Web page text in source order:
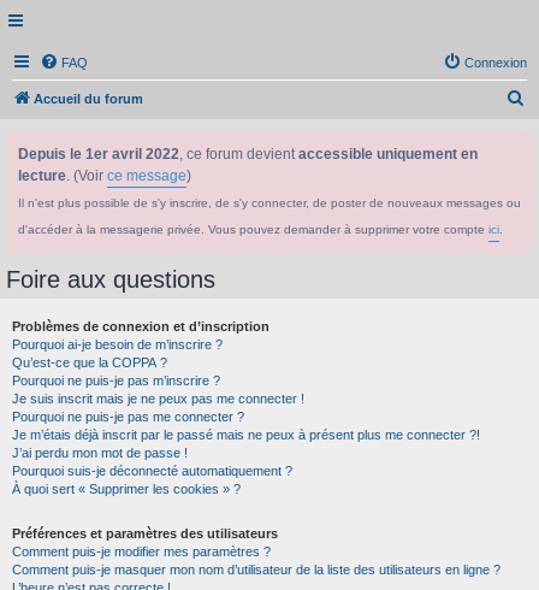
FAQ Connexion
Accueil du forum
Depuis le 1er avril 2022, ce forum devientaccessible uniquement en
lecture. (Voir ce message)
Il n'est plus possible de s'y inscrire, de s'y connecter, de poster de nouveaux messages ou
d'accéder à la messagerie privée. Vous pouvez demander à supprimer votre compte ici
Foire aux questions
Problèmes de connexion et d’inscription
Pourquoi ai-je besoin de m’inscrire ?
Qu’est-ce que la COPPA ?
Pourquoi ne puis-je pas m’inscrire ?
Je suis inscrit mais je ne peux pas me connecter !
Pourquoi ne puis-je pas me connecter ?
Je m’étais déjà inscrit par le passé mais ne peux à présent plus me connecter ?!
J’ai perdu mon mot de passe !
Pourquoi suis-je déconnecté automatiquement ?
À quoi sert « Supprimer les cookies » ?
Préférences et paramètres des utilisateurs
Comment puis-je modifier mes paramètres ?
Comment puis-je masquer mon nom d’utilisateur de la liste des utilisateurs en ligne ?